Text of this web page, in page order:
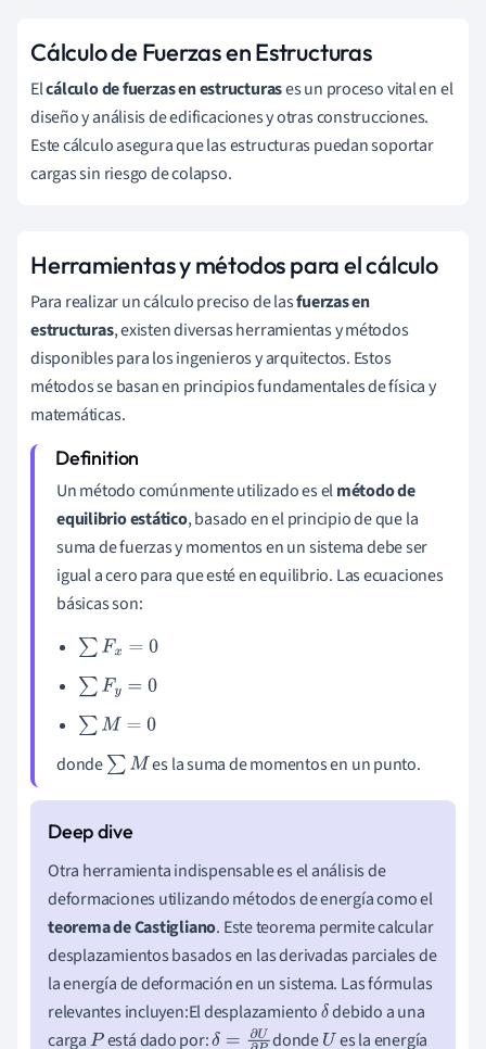
Cálculo de Fuerzas en Estructuras
Elcálculo de fuerzas en estructurases un proceso vital en el
diseño y análisis de edificaciones y otras construcciones.
Este cálculo asegura que las estructuras puedan soportar
cargas sin riesgo de colapso.
Herramientas y métodos para el cálculo
Para realizar un cálculo preciso de lasfuerzas en
estructuras, existen diversas herramientas y métodos
disponibles para los ingenieros y arquitectos. Estos
métodos se basan en principios fundamentales de física y
matemáticas.
Un método comúnmente utilizado es elmétodo de
equilibrio estático, basado en el principio de que la
suma de fuerzas y momentos en un sistema debe ser
igual a cero para que esté en equilibrio. Las ecuaciones
básicas son:
∑Fx=0
∑Fy=0
∑M=0
donde∑M es la suma de momentos en un punto.
Otra herramienta indispensable es el análisis de
deformaciones utilizando métodos de energía como el
teorema de Castigliano. Este teorema permite calcular
desplazamientos basados en las derivadas parciales de
la energía de deformación en un sistema. Las fórmulas
relevantes incluyen:El desplazamientoδdebido a una
cargaP está dado por:δ =∂U∂P dondeU es la energía